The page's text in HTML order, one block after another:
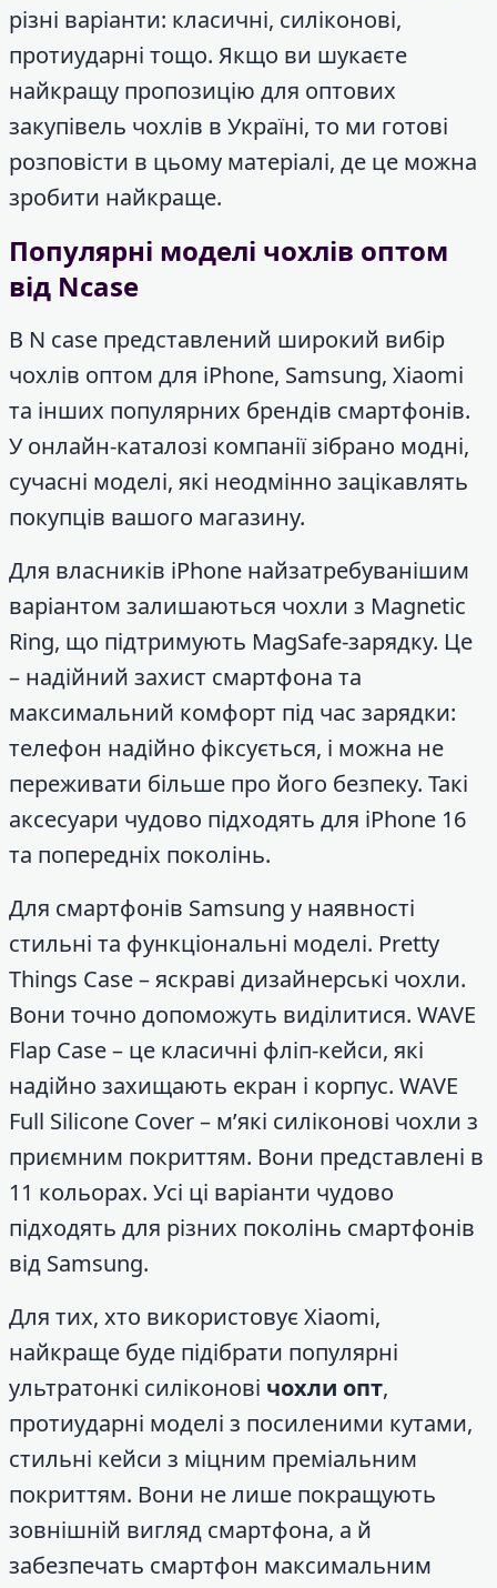
різні варіанти: класичні, силіконові,
протиударні тощо. Якщо ви шукаєте
найкращу пропозицію для оптових
закупівель чохлів в Україні, то ми готові
розповісти в цьому матеріалі, де це можна
зробити найкраще.
Популярні моделі чохлів оптом
від Ncase
В N case представлений широкий вибір
чохлів оптом для iPhone, Samsung, Xiaomi
та інших популярних брендів смартфонів.
У онлайн-каталозі компанії зібрано модні,
сучасні моделі, які неодмінно зацікавлять
покупців вашого магазину.
Для власників iPhone найзатребуванішим
варіантом залишаються чохли з Magnetic
Ring, що підтримують MagSafe-зарядку. Це
– надійний захист смартфона та
максимальний комфорт під час зарядки:
телефон надійно фіксується, і можна не
переживати більше про його безпеку. Такі
аксесуари чудово підходять для iPhone 16
та попередніх поколінь.
Для смартфонів Samsung у наявності
стильні та функціональні моделі. Pretty
Things Case – яскраві дизайнерські чохли.
Вони точно допоможуть виділитися. WAVE
Flap Case – це класичні фліп-кейси, які
надійно захищають екран і корпус. WAVE
Full Silicone Cover – м’які силіконові чохли з
приємним покриттям. Вони представлені в
11 кольорах. Усі ці варіанти чудово
підходять для різних поколінь смартфонів
від Samsung.
Для тих, хто використовує Xiaomi,
найкраще буде підібрати популярні
ультратонкі силіконові чохли опт,
протиударні моделі з посиленими кутами,
стильні кейси з міцним преміальним
покриттям. Вони не лише покращують
зовнішній вигляд смартфона, а й
забезпечать смартфон максимальним